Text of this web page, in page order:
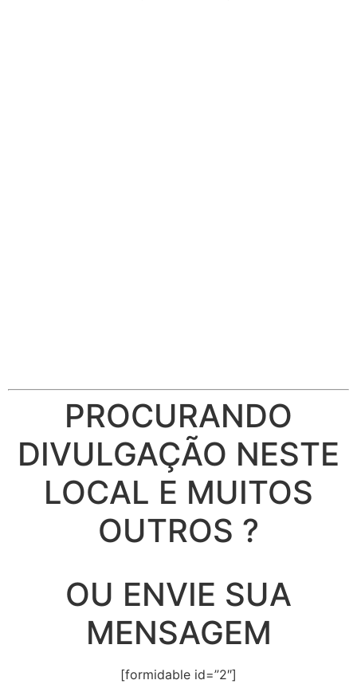
PROCURANDO
DIVULGAÇÃO NESTE
LOCAL E MUITOS
OUTROS ?
OU ENVIE SUA
MENSAGEM
[formidable id=”2″]